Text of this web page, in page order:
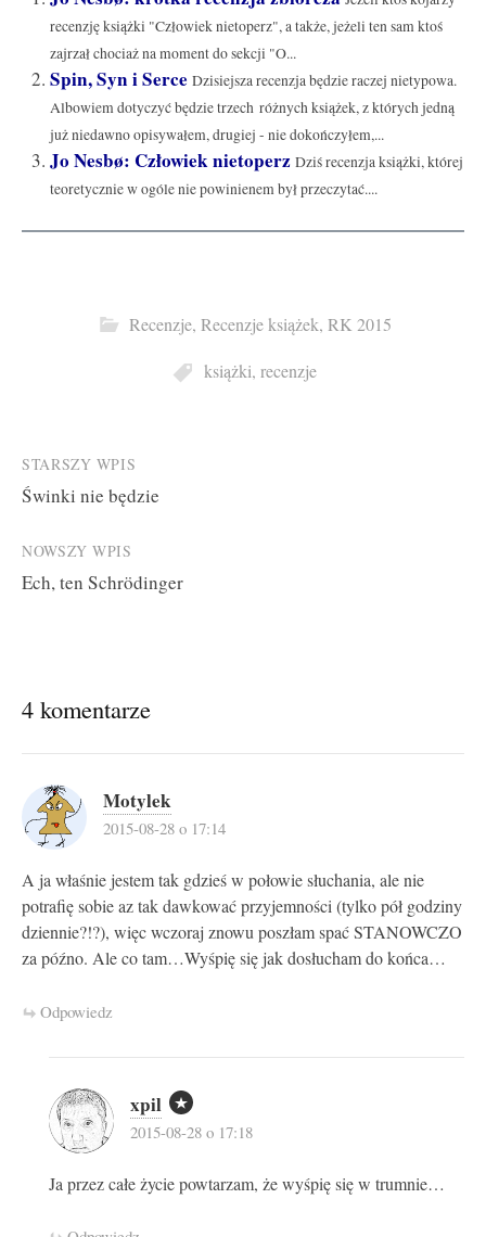
recenzję książki "Człowiek nietoperz", a także, jeżeli ten sam ktoś
zajrzał chociaż na moment do sekcji "O...
Spin, Syn i Serce Dzisiejsza recenzja będzie raczej nietypowa.
Albowiem dotyczyć będzie trzech różnych książek, z których jedną
już niedawno opisywałem, drugiej - nie dokończyłem,...
Jo Nesbø: Człowiek nietoperz Dziś recenzja książki, której
teoretycznie w ogóle nie powinienem był przeczytać....
Recenzje, Recenzje książek, RK 2015
książki, recenzje
Post
navigation
STARSZY WPIS
Świnki nie będzie
NOWSZY WPIS
Ech, ten Schrödinger
4 komentarze
Motylek
2015-08-28 o 17:14
A ja właśnie jestem tak gdzieś w połowie słuchania, ale nie
potrafię sobie az tak dawkować przyjemności (tylko pół godziny
dziennie?!?), więc wczoraj znowu poszłam spać STANOWCZO
za późno. Ale co tam…Wyśpię się jak dosłucham do końca…
Odpowiedz
xpil
2015-08-28 o 17:18
Ja przez całe życie powtarzam, że wyśpię się w trumnie…